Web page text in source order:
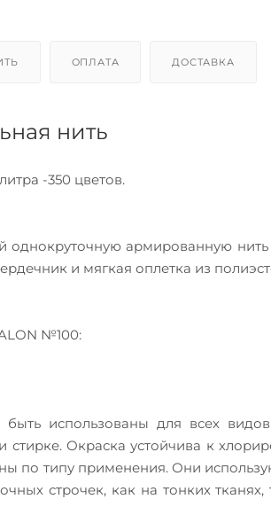
ОПЛАТА ДОСТАВКА
нить
-350 цветов.
однокруточную армированную
и мягкая оплетка из
№100:
быть использованы для всех
Окраска устойчива к
по типу применения. Они
строчек, как на тонких